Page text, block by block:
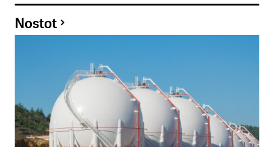
Nostot